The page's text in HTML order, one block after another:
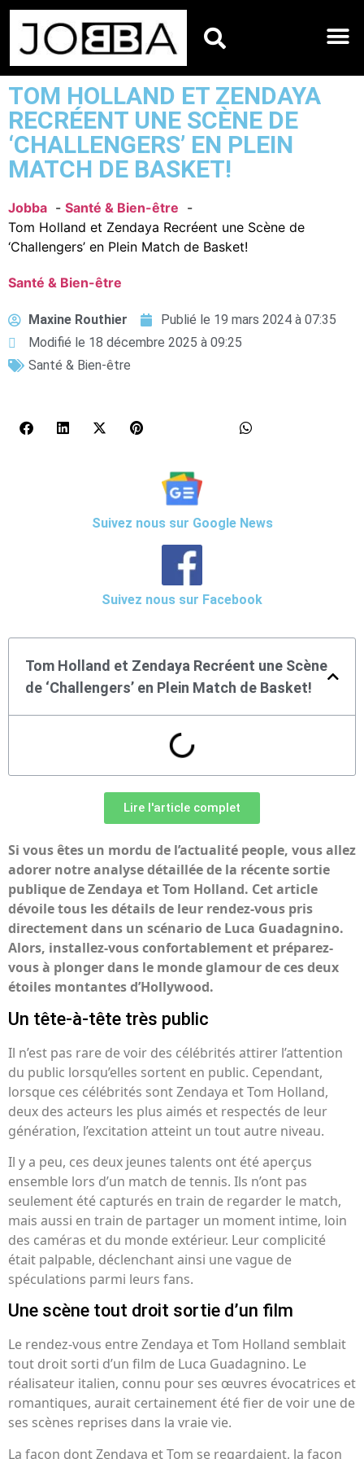
TOM HOLLAND ET ZENDAYA
RECRÉENT UNE SCÈNE DE
‘CHALLENGERS’ EN PLEIN
MATCH DE BASKET!
Jobba
Santé & Bien-être
Tom Holland et Zendaya Recréent une Scène de
‘Challengers’ en Plein Match de Basket!
Santé & Bien-être
Maxine Routhier Publié le 19 mars 2024 à 07:35
Modifié le 18 décembre 2025 à 09:25
Santé & Bien-être
Suivez nous sur Google News
Suivez nous sur Facebook
Tom Holland et Zendaya Recréent une Scène
de ‘Challengers’ en Plein Match de Basket!
Lire l'article complet
Si vous êtes un mordu de l’actualité people, vous allez
adorer notre analyse détaillée de la récente sortie
publique de Zendaya et Tom Holland. Cet article
dévoile tous les détails de leur rendez-vous pris
directement dans un scénario de Luca Guadagnino.
Alors, installez-vous confortablement et préparez-
vous à plonger dans le monde glamour de ces deux
étoiles montantes d’Hollywood.
Un tête-à-tête très public
Il n’est pas rare de voir des célébrités attirer l’attention
du public lorsqu’elles sortent en public. Cependant,
lorsque ces célébrités sont Zendaya et Tom Holland,
deux des acteurs les plus aimés et respectés de leur
génération, l’excitation atteint un tout autre niveau.
Il y a peu, ces deux jeunes talents ont été aperçus
ensemble lors d’un match de tennis. Ils n’ont pas
seulement été capturés en train de regarder le match,
mais aussi en train de partager un moment intime, loin
des caméras et du monde extérieur. Leur complicité
était palpable, déclenchant ainsi une vague de
spéculations parmi leurs fans.
Une scène tout droit sortie d’un film
Le rendez-vous entre Zendaya et Tom Holland semblait
tout droit sorti d’un film de Luca Guadagnino. Le
réalisateur italien, connu pour ses œuvres évocatrices et
romantiques, aurait certainement été fier de voir une de
ses scènes reprises dans la vraie vie.
La façon dont Zendaya et Tom se regardaient, la façon